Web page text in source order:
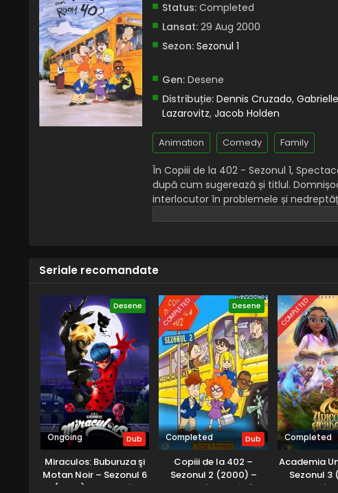
Status: Completed
Lansat: 29 Aug 2000
Sezon: Sezonul 1
Gen: Desene
Distribuție: Dennis Cruzado, Gabrielle
Lazarovitz, Jacob Holden
Animation Comedy Family
În Copiii de la 402 - Sezonul 1,
după cum sugerează și titlul.
interlocutor în problemele și
sau externe. Fiecare spectacol se
Seriale recomandate
Desene
Ongoing Dub
Miraculos: Buburuza şi
Motan Noir – Sezonul 6
(2025) – Dublat în
COMPLETED Desene
Completed Dub
Copiii de la 402 –
Sezonul 2 (2000) –
Dublat în Română
COMPLETED
Completed
Academia
Sezonul 3
Dublat în